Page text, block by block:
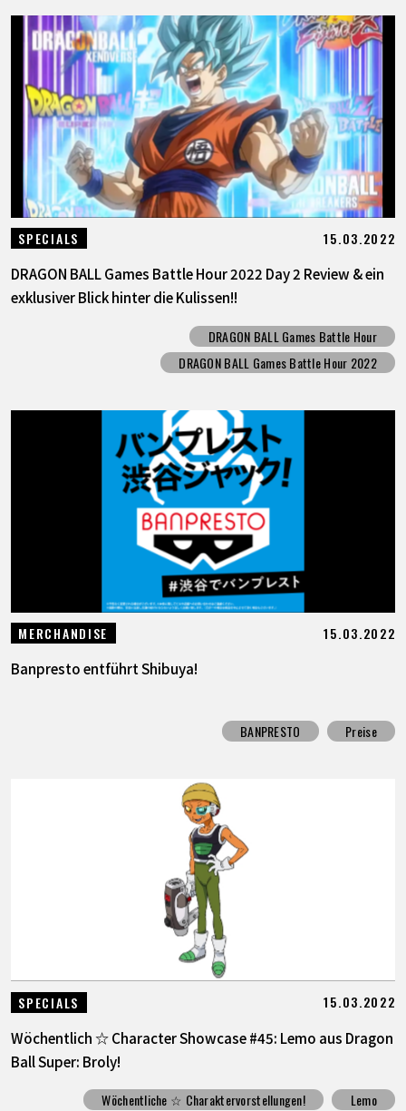
SPECIALS 15.03.2022
DRAGON BALL Games Battle Hour 2022 Day 2 Review & ein
exklusiver Blick hinter die Kulissen!!
DRAGON BALL Games Battle Hour
DRAGON BALL Games Battle Hour 2022
MERCHANDISE 15.03.2022
Banpresto entführt Shibuya!
BANPRESTO Preise
SPECIALS 15.03.2022
Wöchentlich ☆ Character Showcase #45: Lemo aus Dragon
Ball Super: Broly!
Wöchentliche ☆ Charaktervorstellungen! Lemo